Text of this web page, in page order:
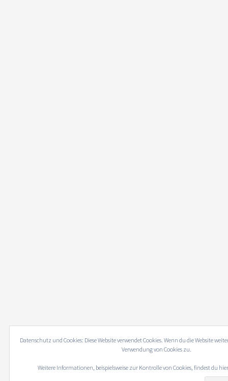
Datenschutz und Cookies: Diese Website verwendet Cookies. Wenn du die Website
Verwendung von Cookies zu.
Weitere Informationen, beispielsweise zur Kontrolle von Cookies, findest du